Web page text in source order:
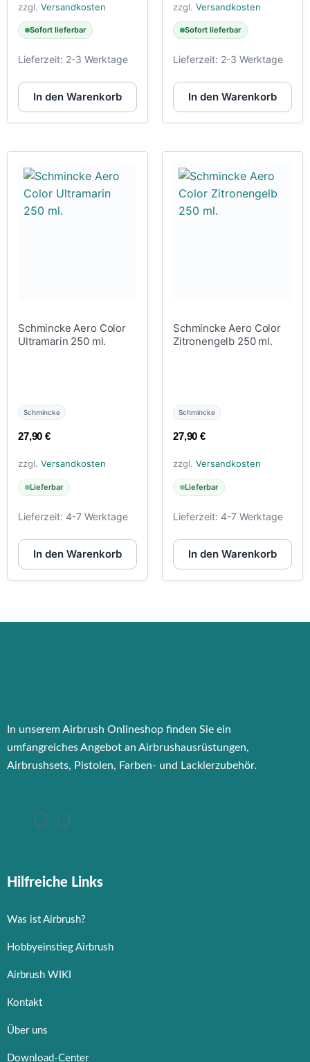
zzgl. Versandkosten
Sofort lieferbar
Lieferzeit: 2-3 Werktage
In den Warenkorb
zzgl. Versandkosten
Sofort lieferbar
Lieferzeit: 2-3 Werktage
In den Warenkorb
Schmincke Aero Color
Ultramarin 250 ml.
Schmincke
27,90€
zzgl. Versandkosten
Lieferbar
Lieferzeit: 4-7 Werktage
In den Warenkorb
Schmincke Aero Color
Zitronengelb 250 ml.
Schmincke
27,90€
zzgl. Versandkosten
Lieferbar
Lieferzeit: 4-7 Werktage
In den Warenkorb
In unserem Airbrush Onlineshop finden Sie ein
umfangreiches Angebot an Airbrushausrüstungen,
Airbrushsets, Pistolen, Farben- und Lackierzubehör.
Hilfreiche Links
Was ist Airbrush?
Hobbyeinstieg Airbrush
Airbrush WIKI
Kontakt
Über uns
Download-Center